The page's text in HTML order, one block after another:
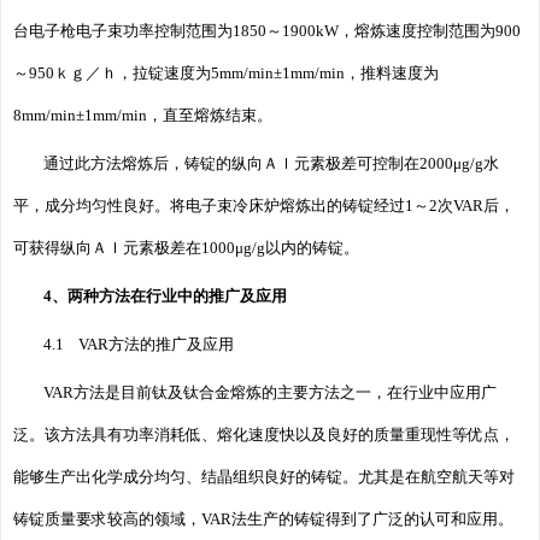
台电子枪电子束功率控制范围为1850～1900kW，熔炼速度控制范围为900
～950ｋｇ／ｈ，拉锭速度为5mm/min±1mm/min，推料速度为
8mm/min±1mm/min，直至熔炼结束。
通过此方法熔炼后，铸锭的纵向Ａｌ元素极差可控制在2000μg/g水
平，成分均匀性良好。将电子束冷床炉熔炼出的铸锭经过1～2次VAR后，
可获得纵向Ａｌ元素极差在1000μg/g以内的铸锭。
4、两种方法在行业中的推广及应用
4.1 VAR方法的推广及应用
VAR方法是目前钛及钛合金熔炼的主要方法之一，在行业中应用广
泛。该方法具有功率消耗低、熔化速度快以及良好的质量重现性等优点，
能够生产出化学成分均匀、结晶组织良好的铸锭。尤其是在航空航天等对
铸锭质量要求较高的领域，VAR法生产的铸锭得到了广泛的认可和应用。